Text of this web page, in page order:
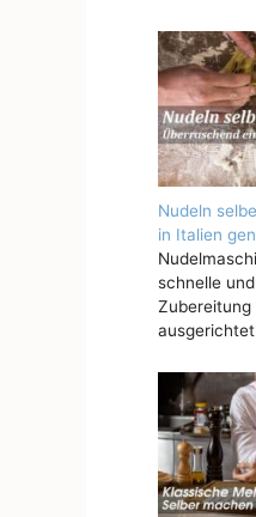
Nudeln
in Italien
schnelle
Zubereitung